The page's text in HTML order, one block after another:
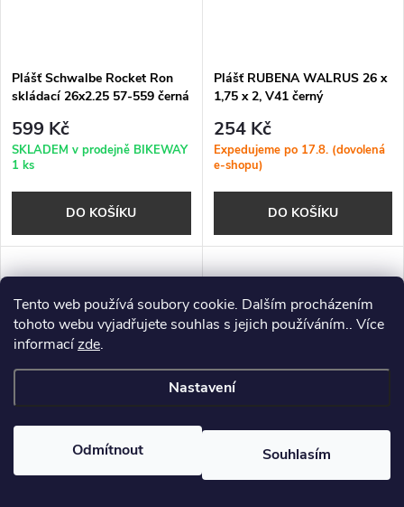
Tento web používá soubory cookie. Dalším procházením
tohoto webu vyjadřujete souhlas s jejich používáním.. Více
informacízde.
Nastavení
Odmítnout Souhlasím
Plášť Schwalbe Rocket Ron
skládací 26x2.25 57-559 černá
599 Kč
SKLADEM v prodejně BIKEWAY
1 ks
DO KOŠÍKU
Plášť RUBENA WALRUS 26 x
1,75 x 2, V41 černý
254 Kč
Expedujeme po 17.8. (dovolená
e-shopu)
DO KOŠÍKU
Plášť Rubena Sepia 26 x 1,75
x 2, V71 černý
Plášť Rubena 26 x 2,00, V36